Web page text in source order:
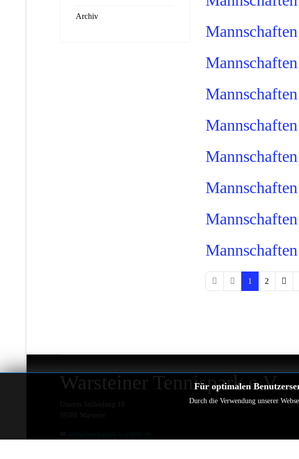
Archiv
1 2
Für optimalen
Durch die Verwendung unserer
Warsteiner Tennispark e.V.
Unterm Stillenberg 18
59581 Warstein
✉ info@tennispark-warstein.de